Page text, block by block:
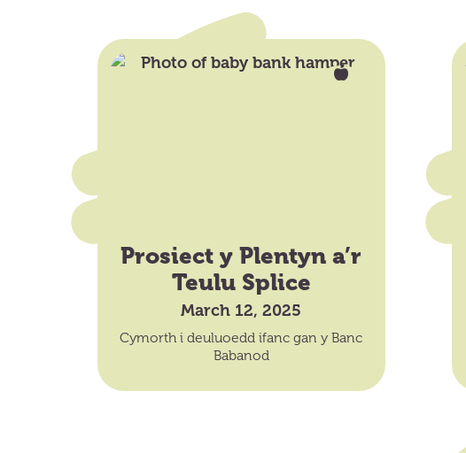
Prosiect y Plentyn a’r
Teulu Splice
March 12, 2025
Cymorth i deuluoedd ifanc gan y Banc
Babanod